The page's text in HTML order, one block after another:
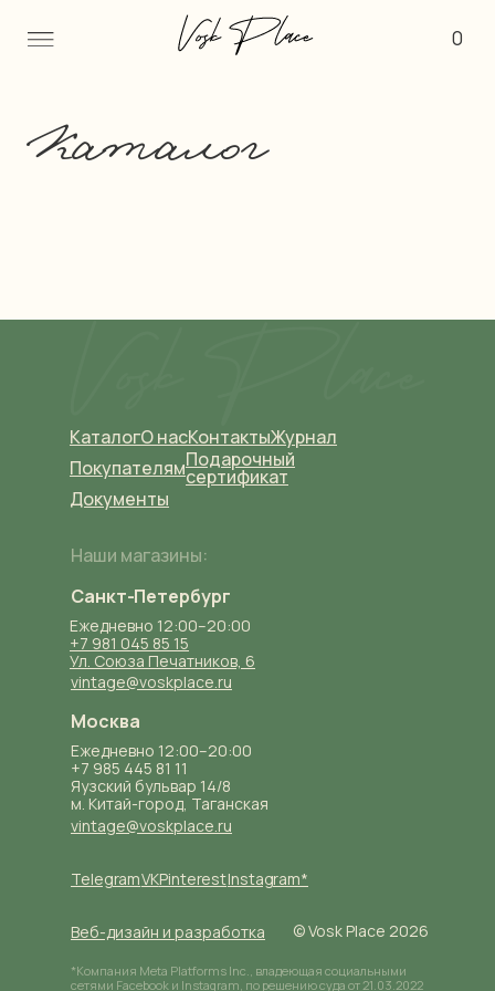
Каталог
КаталогО насКонтактыЖурнал
ПокупателямПодарочный
сертификат
Документы
Веб-дизайн и разработка
*Компания Meta Platforms Inc., владеющая социальными
сетями Facebook и Instagram, по решению суда от 21.03.2022
TelegramVKPinterestInstagram*
© Vosk Place 2026
Москва
Наши магазины:
vintage@voskplace.ru
Ежедневно 12:00–20:00
+7 985 445 81 11
Яузский бульвар 14/8
м. Китай-город, Таганская
Санкт-Петербург
vintage@voskplace.ru
Ежедневно 12:00–20:00
+7 981 045 85 15
Ул. Союза Печатников, 6